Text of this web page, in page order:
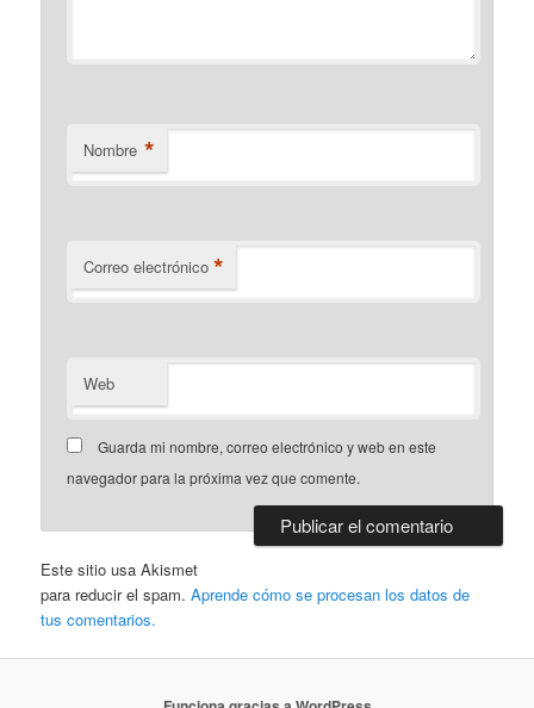
Nombre *
Correo electrónico *
Web
Guarda mi nombre, correo electrónico y web en este
navegador para la próxima vez que comente.
Este sitio usa Akismet
para reducir el spam.Aprende cómo se procesan los datos de
tus comentarios.